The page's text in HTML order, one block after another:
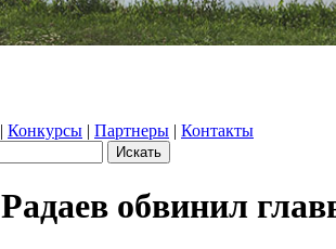
| Конкурсы | Партнеры | Контакты
обвинил